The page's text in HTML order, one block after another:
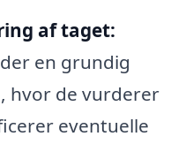
af taget:
en grundig
hvor de vurderer
eventuelle